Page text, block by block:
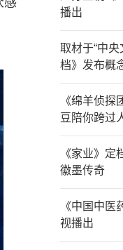
感
播出
取材于“中
档》发布概
《绵羊侦探
豆陪你跨过
《家业》定
徽墨传奇
《中国中
视播出